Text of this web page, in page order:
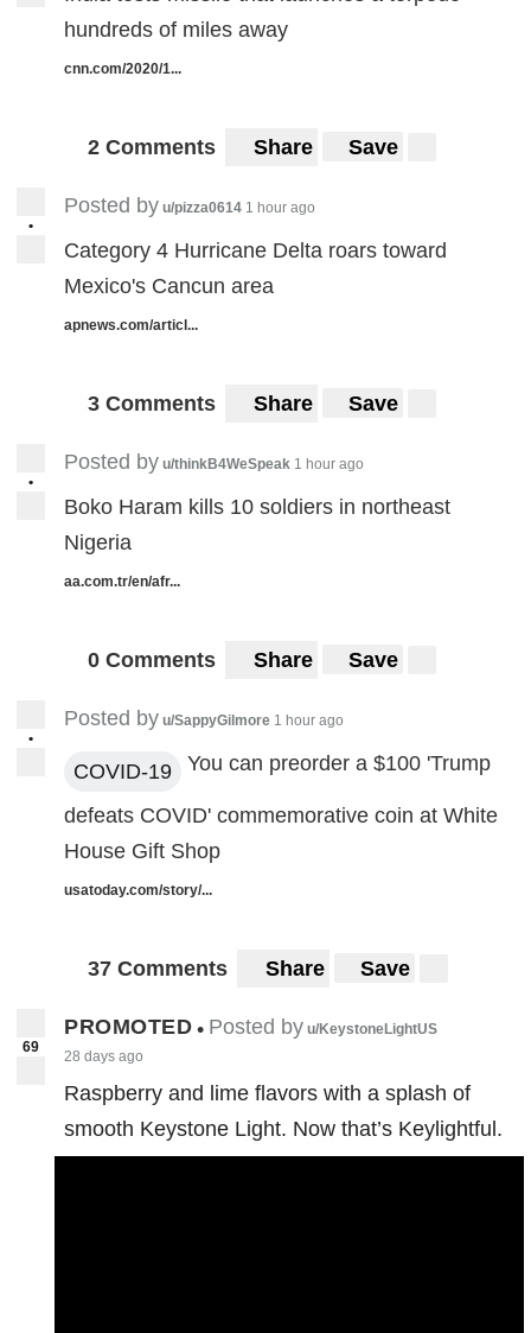
hundreds of miles away
cnn.com/2020/1...
2 Comments Share Save
•
Posted by u/pizza0614 1 hour ago
Category 4 Hurricane Delta roars toward
Mexico's Cancun area
apnews.com/articl...
3 Comments Share Save
•
Posted by u/thinkB4WeSpeak 1 hour ago
Boko Haram kills 10 soldiers in northeast
Nigeria
aa.com.tr/en/afr...
0 Comments Share Save
•
Posted by u/SappyGilmore 1 hour ago
COVID-19 You can preorder a $100 'Trump
defeats COVID' commemorative coin at White
House Gift Shop
usatoday.com/story/...
37 Comments Share Save
69
PROMOTED • Posted by u/KeystoneLightUS
28 days ago
Raspberry and lime flavors with a splash of
smooth Keystone Light. Now that’s Keylightful.